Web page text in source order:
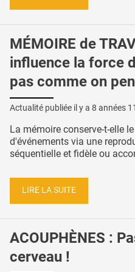
MÉMOIRE de
influence la force
pas comme on
Actualité publiée il y a 8 années
La mémoire conserve-t-elle
d'événements via une
séquentielle et fidèle ou
LIRE LA SUITE
ACOUPHÈNES :
cerveau !